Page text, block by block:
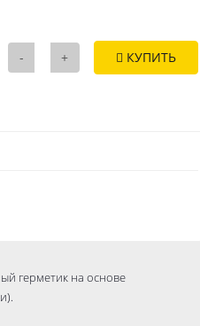
- + КУПИТЬ
герметик на основе